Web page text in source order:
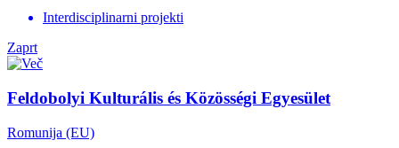
Interdisciplinarni projekti
Zaprt
Feldobolyi Kulturális és Közösségi Egyesület
Romunija (EU)